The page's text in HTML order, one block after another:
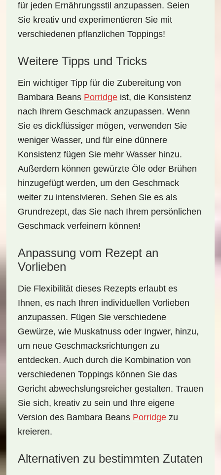
für jeden Ernährungsstil anzupassen. Seien
Sie kreativ und experimentieren Sie mit
verschiedenen pflanzlichen Toppings!
Weitere Tipps und Tricks
Ein wichtiger Tipp für die Zubereitung von
Bambara Beans Porridgeist, die Konsistenz
nach Ihrem Geschmack anzupassen. Wenn
Sie es dickflüssiger mögen, verwenden Sie
weniger Wasser, und für eine dünnere
Konsistenz fügen Sie mehr Wasser hinzu.
Außerdem können gewürzte Öle oder Brühen
hinzugefügt werden, um den Geschmack
weiter zu intensivieren. Sehen Sie es als
Grundrezept, das Sie nach Ihrem persönlichen
Geschmack verfeinern können!
Anpassung vom Rezept an
Vorlieben
Die Flexibilität dieses Rezepts erlaubt es
Ihnen, es nach Ihren individuellen Vorlieben
anzupassen. Fügen Sie verschiedene
Gewürze, wie Muskatnuss oder Ingwer, hinzu,
um neue Geschmacksrichtungen zu
entdecken. Auch durch die Kombination von
verschiedenen Toppings können Sie das
Gericht abwechslungsreicher gestalten. Trauen
Sie sich, kreativ zu sein und Ihre eigene
Version des Bambara Beans Porridgezu
kreieren.
Alternativen zu bestimmten Zutaten